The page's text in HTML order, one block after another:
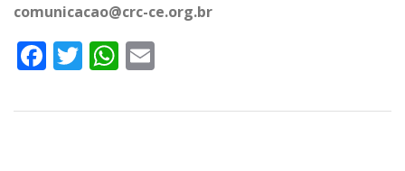
comunicacao@crc-ce.org.br
Facebook
TwitterWhatsApp